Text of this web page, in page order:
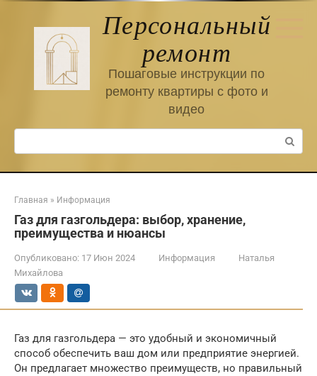
Персональный
ремонт
Пошаговые инструкции по
ремонту квартиры с фото и
видео
Поиск:
Главная » Информация
Газ для газгольдера: выбор, хранение,
преимущества и нюансы
Опубликовано: 17 Июн 2024 Информация
Наталья
Михайлова
Газ для газгольдера — это удобный и экономичный
способ обеспечить ваш дом или предприятие энергией.
Он предлагает множество преимуществ, но правильный